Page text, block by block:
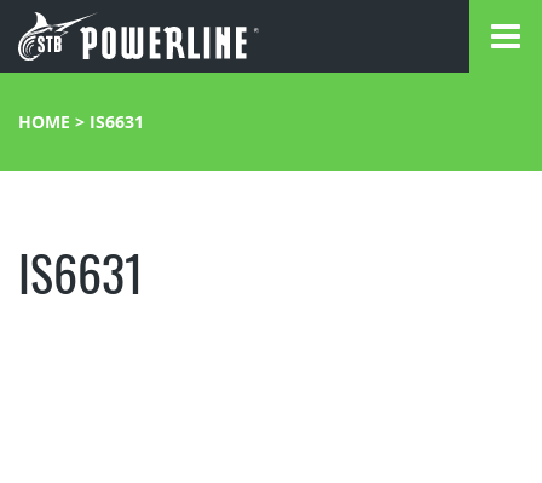
HOME > IS6631
IS6631